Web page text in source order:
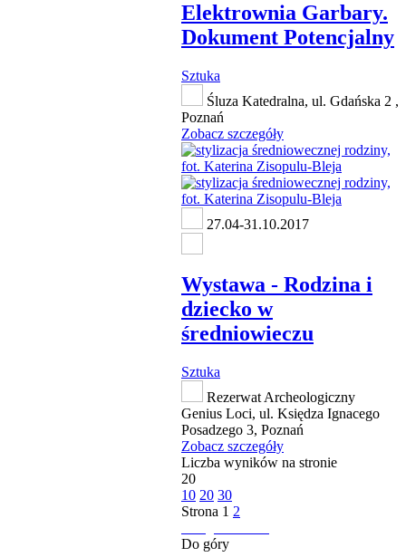
Elektrownia Garbary.
Dokument Potencjalny
Sztuka
Śluza Katedralna, ul. Gdańska 2 ,
Poznań
Zobacz szczegóły
27.04-31.10.2017
Wystawa - Rodzina i
dziecko w
średniowieczu
Sztuka
Rezerwat Archeologiczny
Genius Loci, ul. Księdza Ignacego
Posadzego 3, Poznań
Zobacz szczegóły
Liczba wyników na stronie
20
10 20 30
Strona 1 2
Do góry